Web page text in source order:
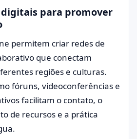
para promover
permitem criar redes de
que conectam
regiões e culturas.
fóruns, videoconferências e
facilitam o contato, o
de recursos e a prática